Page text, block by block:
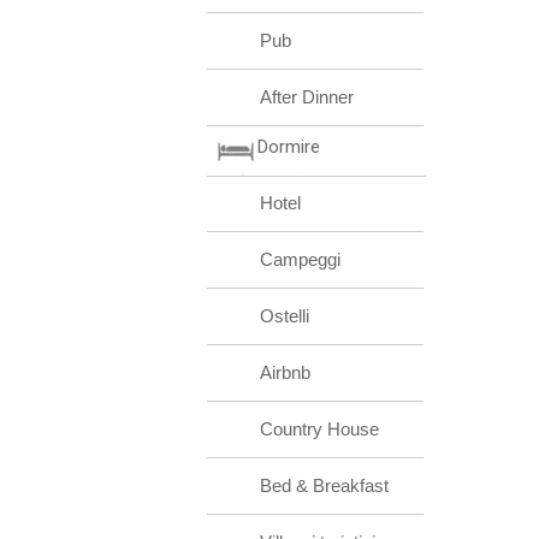
Pub
After Dinner
Dormire
Hotel
Campeggi
Ostelli
Airbnb
Country House
Bed & Breakfast